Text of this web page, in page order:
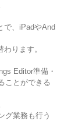
で、iPadやAnd
ります。
Editor準備・
ことができる
グ業務も行う